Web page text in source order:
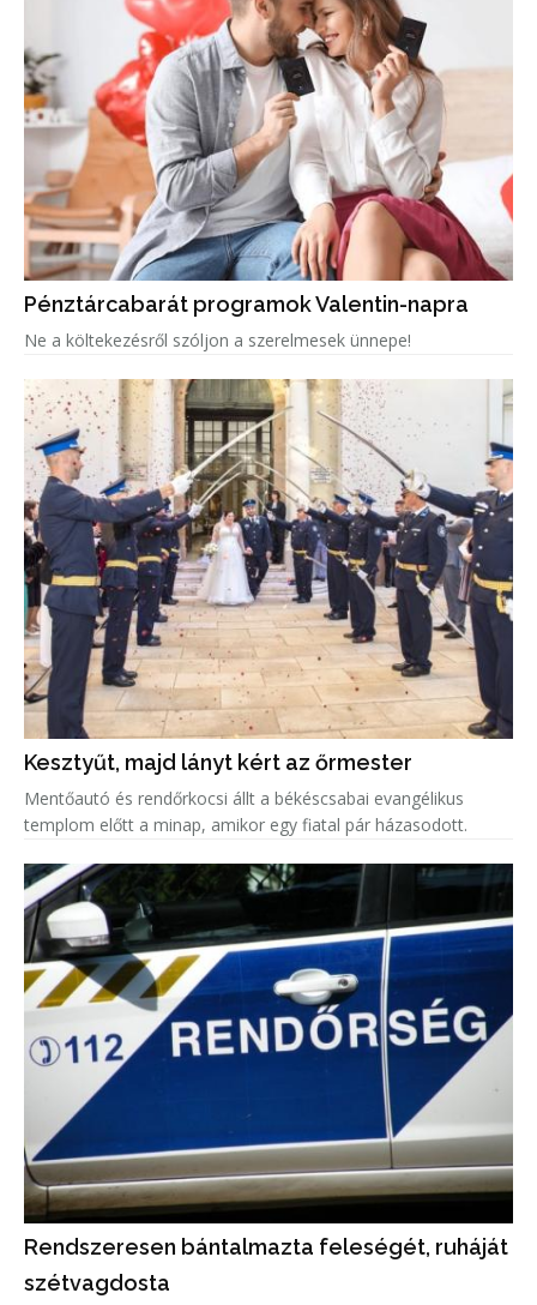
Pénztárcabarát programok Valentin-napra
Ne a költekezésről szóljon a szerelmesek ünnepe!
Kesztyűt, majd lányt kért az őrmester
Mentőautó és rendőrkocsi állt a békéscsabai evangélikus
templom előtt a minap, amikor egy fiatal pár házasodott.
Rendszeresen bántalmazta feleségét, ruháját
szétvagdosta